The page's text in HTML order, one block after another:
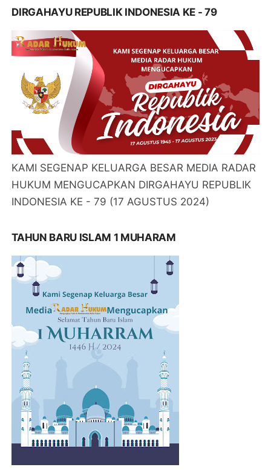
DIRGAHAYU REPUBLIK INDONESIA KE - 79
KAMI SEGENAP KELUARGA BESAR MEDIA RADAR
HUKUM MENGUCAPKAN DIRGAHAYU REPUBLIK
INDONESIA KE - 79 (17 AGUSTUS 2024)
TAHUN BARU ISLAM 1 MUHARAM